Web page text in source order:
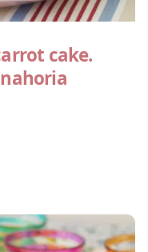
cake.